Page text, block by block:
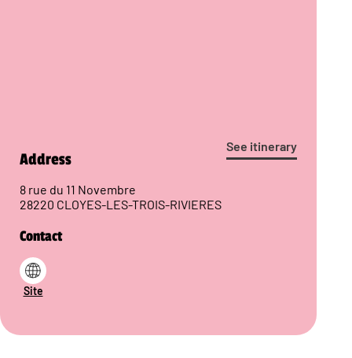
See itinerary
Address
8 rue du 11 Novembre
28220 CLOYES-LES-TROIS-RIVIERES
Contact
Site